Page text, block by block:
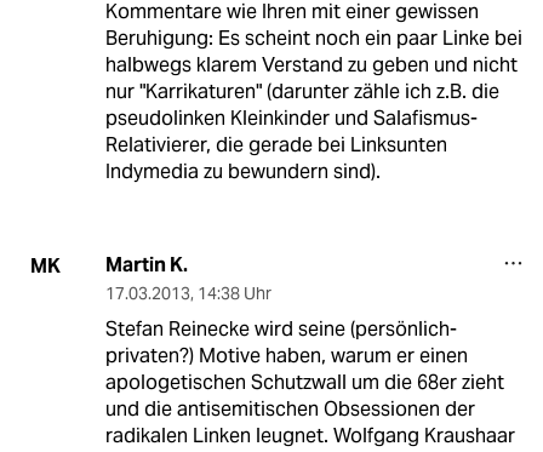
Kommentare wie Ihren mit einer gewissen
Beruhigung: Es scheint noch ein paar Linke bei
halbwegs klarem Verstand zu geben und nicht
nur "Karrikaturen" (darunter zähle ich z.B. die
pseudolinken Kleinkinder und Salafismus-
Relativierer, die gerade bei Linksunten
Indymedia zu bewundern sind).
MK Martin K.
17.03.2013, 14:38 Uhr
Stefan Reinecke wird seine (persönlich-
privaten?) Motive haben, warum er einen
apologetischen Schutzwall um die 68er zieht
und die antisemitischen Obsessionen der
radikalen Linken leugnet. Wolfgang Kraushaar